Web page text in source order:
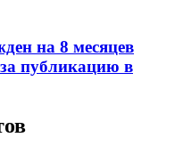
на 8 месяцев
публикацию в